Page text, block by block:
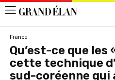
France
Qu’est-ce que les
cette technique
sud-coréenne qui